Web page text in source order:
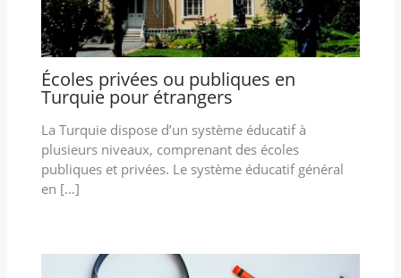
Écoles privées ou publiques en
Turquie pour étrangers
La Turquie dispose d’un système éducatif à
plusieurs niveaux, comprenant des écoles
publiques et privées. Le système éducatif général
en […]